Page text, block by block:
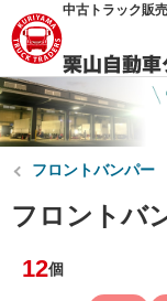
中古トラック販
フロントバンパー
フロントバ
12個